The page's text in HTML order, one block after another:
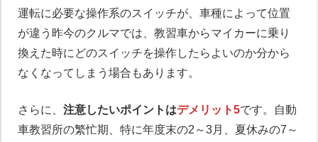
運転に必要な操作系のスイッチが、車種によって位置
が違う昨今のクルマでは、教習車からマイカーに乗り
換えた時にどのスイッチを操作したらよいのか分から
なくなってしまう場合もあります。
さらに、 注意したいポイントはデメリット5です。自動
車教習所の繁忙期、特に年度末の2～3月、夏休みの7～